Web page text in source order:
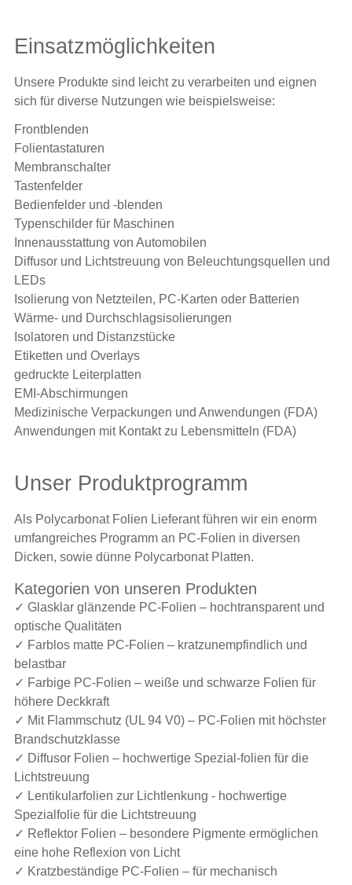
Einsatzmöglichkeiten
Unsere Produkte sind leicht zu verarbeiten und eignen
sich für diverse Nutzungen wie beispielsweise:
Frontblenden
Folientastaturen
Membranschalter
Tastenfelder
Bedienfelder und -blenden
Typenschilder für Maschinen
Innenausstattung von Automobilen
Diffusor und Lichtstreuung von Beleuchtungsquellen und
LEDs
Isolierung von Netzteilen, PC-Karten oder Batterien
Wärme- und Durchschlagsisolierungen
Isolatoren und Distanzstücke
Etiketten und Overlays
gedruckte Leiterplatten
EMI-Abschirmungen
Medizinische Verpackungen und Anwendungen (FDA)
Anwendungen mit Kontakt zu Lebensmitteln (FDA)
Unser Produktprogramm
Als Polycarbonat Folien Lieferant führen wir ein enorm
umfangreiches Programm an PC-Folien in diversen
Dicken, sowie dünne Polycarbonat Platten.
Kategorien von unseren Produkten
✓ Glasklar glänzende PC-Folien – hochtransparent und
optische Qualitäten
✓ Farblos matte PC-Folien – kratzunempfindlich und
belastbar
✓ Farbige PC-Folien – weiße und schwarze Folien für
höhere Deckkraft
✓ Mit Flammschutz (UL 94 V0) – PC-Folien mit höchster
Brandschutzklasse
✓ Diffusor Folien – hochwertige Spezial-folien für die
Lichtstreuung
✓ Lentikularfolien zur Lichtlenkung - hochwertige
Spezialfolie für die Lichtstreuung
✓ Reflektor Folien – besondere Pigmente ermöglichen
eine hohe Reflexion von Licht
✓ Kratzbeständige PC-Folien – für mechanisch